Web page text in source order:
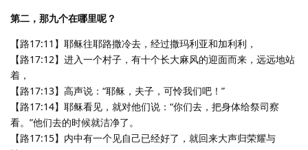
第二，那九个在哪里呢？
【路17:11】耶稣往耶路撒冷去，经过撒玛利亚和加利利，
【路17:12】进入一个村子，有十个长大麻风的迎面而来，远远地站
着，
【路17:13】高声说：“耶稣，夫子，可怜我们吧！”
【路17:14】耶稣看见，就对他们说：“你们去，把身体给祭司察
看。”他们去的时候就洁净了。
【路17:15】内中有一个见自己已经好了，就回来大声归荣耀与